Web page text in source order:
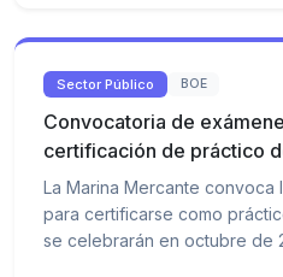
Sector Público BOE
Convocatoria de
certificación de práctico
La Marina Mercante convoca
para certificarse como
se celebrarán en octubre de